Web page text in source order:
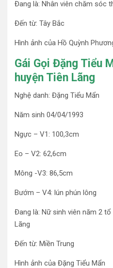
Đang là: Nhân viên chăm sóc
Đến từ: Tây Bắc
Hình ảnh của Hồ Quỳnh
Gái Gọi Đặng Tiểu
huyện Tiên Lãng
Nghệ danh: Đặng Tiểu Mẩn
Năm sinh 04/04/1993
Ngực – V1: 100,3cm
Eo – V2: 62,6cm
Mông -V3: 86,5cm
Bướm – V4: lún phún lông
Đang là: Nữ sinh viên năm 2
Lãng
Đến từ: Miền Trung
Hình ảnh của Đặng Tiểu Mẩn